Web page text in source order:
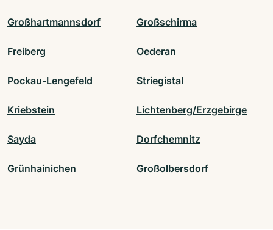
Großhartmannsdorf Großschirma
Freiberg Oederan
Pockau-Lengefeld Striegistal
Kriebstein Lichtenberg/Erzgebirge
Sayda Dorfchemnitz
Grünhainichen Großolbersdorf